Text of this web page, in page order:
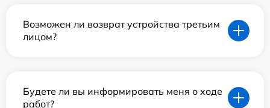
Возможен ли возврат устройства третьим
лицом?
Будете ли вы информировать меня о ходе
работ?